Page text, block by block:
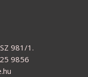
981/1.
9856